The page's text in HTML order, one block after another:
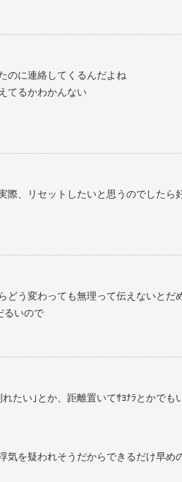
のに連絡してくるんだよね
てるかわかんない
際、リセットしたいと思うのでしたら
う変わっても無理って伝えないとだ
るいので
たい｣とか、距離置いてｻﾖﾅﾗとかでも
気を疑われそうだからできるだけ早め